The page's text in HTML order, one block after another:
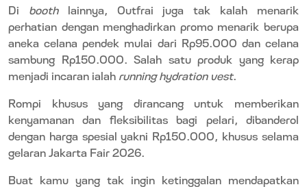
Di boothlainnya, Outfrai juga tak kalah menarik
perhatian dengan menghadirkan promo menarik berupa
aneka celana pendek mulai dari Rp95.000 dan celana
sambung Rp150.000. Salah satu produk yang kerap
menjadi incaran ialah running hydration vest.
Rompi khusus yang dirancang untuk memberikan
kenyamanan dan fleksibilitas bagi pelari, dibanderol
dengan harga spesial yakni Rp150.000 , khusus selama
gelaran Jakarta Fair 2026.
Buat kamu yang tak ingin ketinggalan mendapatkan